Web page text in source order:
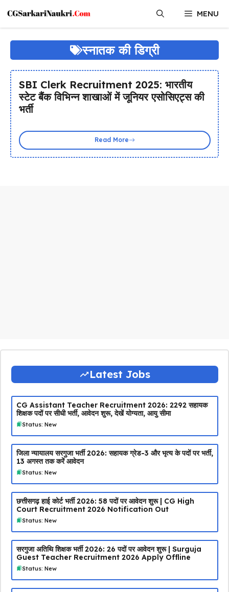
content
MENU
स्नातक की डिग्री
SBI Clerk Recruitment 2025: भारतीय
स्टेट बैंक विभिन्न शाखाओं में जूनियर एसोसिएट्स की
भर्ती
Read More
Latest Jobs
CG Assistant Teacher Recruitment 2026: 2292 सहायक
शिक्षक पदों पर सीधी भर्ती, आवेदन शुरू, देखें योग्यता, आयु सीमा
Status: New
जिला न्यायालय सरगुजा भर्ती 2026: सहायक ग्रेड-3 और भृत्य के पदों पर भर्ती,
13 अगस्त तक करें आवेदन
Status: New
छत्तीसगढ़ हाई कोर्ट भर्ती 2026: 58 पदों पर आवेदन शुरू | CG High
Court Recruitment 2026 Notification Out
Status: New
सरगुजा अतिथि शिक्षक भर्ती 2026: 26 पदों पर आवेदन शुरू | Surguja
Guest Teacher Recruitment 2026 Apply Offline
Status: New